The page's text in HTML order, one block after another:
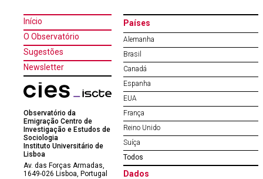
Início
O Observatório
Sugestões
Newsletter
Observatório da
Emigração Centro de
Investigação e Estudos de
Sociologia
Instituto Universitário de
Lisboa
Av. das Forças Armadas,
1649-026 Lisboa, Portugal
Países
Alemanha
Brasil
Canadá
Espanha
EUA
França
Reino Unido
Suíça
Todos
Dados